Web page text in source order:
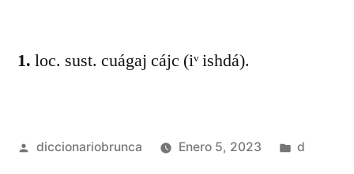
1. loc. sust. cuágaj cájc (iᵛ ishdá).
diccionariobrunca Enero 5, 2023 d